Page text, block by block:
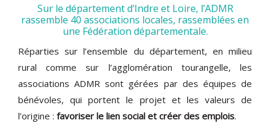
Sur le département d’Indre et Loire, l’ADMR
rassemble 40 associations locales, rassemblées en
une Fédération départementale.
Réparties sur l’ensemble du département, en milieu
rural comme sur l’agglomération tourangelle, les
associations ADMR sont gérées par des équipes de
bénévoles, qui portent le projet et les valeurs de
l’origine : favoriser le lien social et créer des emplois.